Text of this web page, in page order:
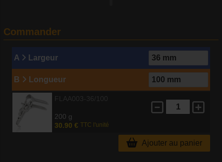
Commander
A Largeur
B Longueur
200 g
30.90 € TTC l'unité
Ajouter au panier